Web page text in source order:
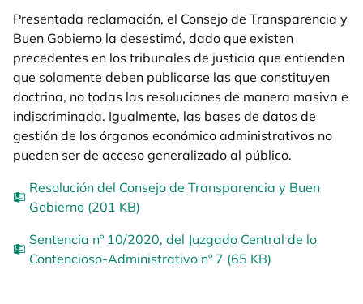
Presentada reclamación, el Consejo de Transparencia y
Buen Gobierno la desestimó, dado que existen
precedentes en los tribunales de justicia que entienden
que solamente deben publicarse las que constituyen
doctrina, no todas las resoluciones de manera masiva e
indiscriminada. Igualmente, las bases de datos de
gestión de los órganos económico administrativos no
pueden ser de acceso generalizado al público.
Resolución del Consejo de Transparencia y Buen
Gobierno (201 KB)
Sentencia nº 10/2020, del Juzgado Central de lo
Contencioso-Administrativo nº 7 (65 KB)